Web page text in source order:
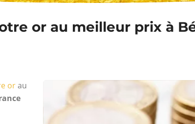
or au meilleur prix à
orau